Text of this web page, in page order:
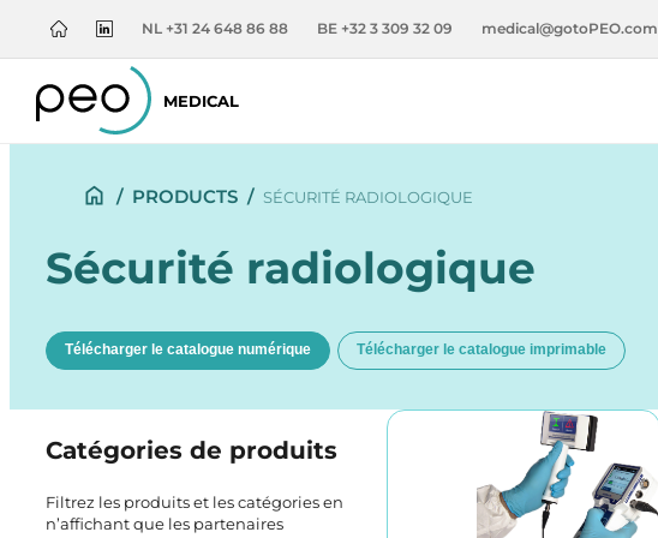
NL +31 24 648 86 88 BE +32 3 309 32 09 medical@gotoPEO.com
MEDICAL
/ PRODUCTS / SÉCURITÉ RADIOLOGIQUE
Sécurité radiologique
Télécharger le catalogue numérique Télécharger le catalogue imprimable
Catégories de produits
Filtrez les produits et les catégories en
n’affichant que les partenaires